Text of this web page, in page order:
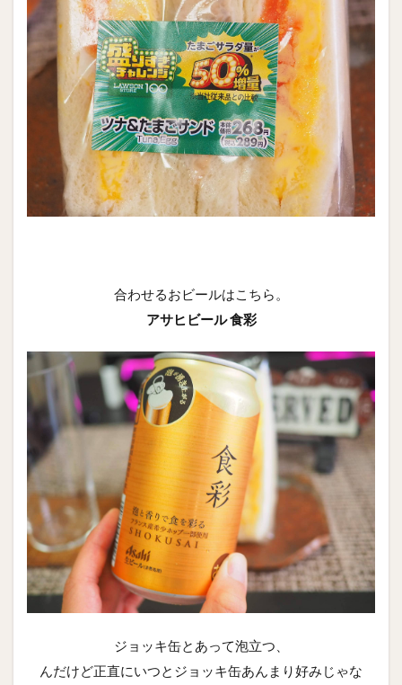
合わせるおビールはこちら。
アサヒビール 食彩
ジョッキ缶とあって泡立つ、
んだけど正直にいつとジョッキ缶あんまり好みじゃな